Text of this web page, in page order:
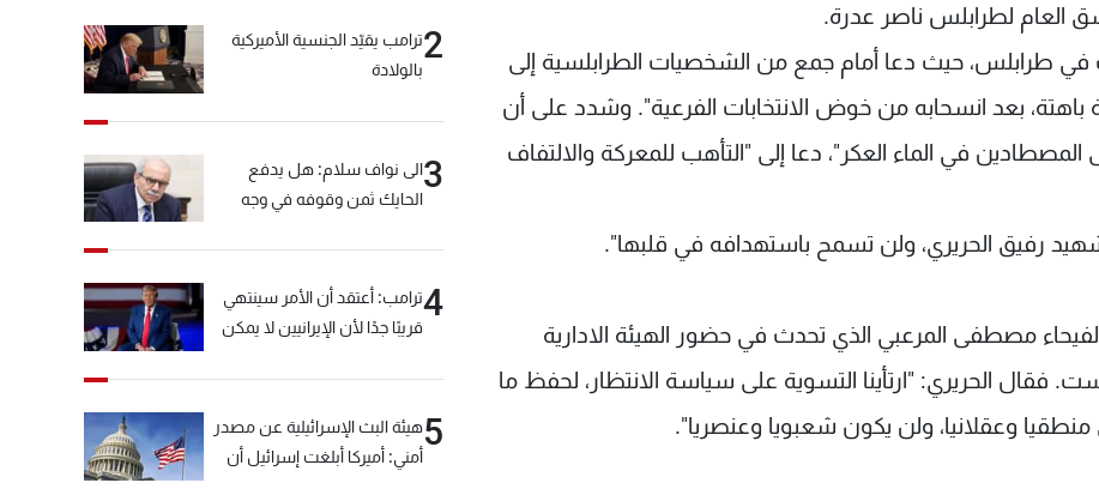
العام لطرابلس ناصر عدرة.
طرابلس، حيث دعا أمام جمع من الشخصيات الطرابلسية إلى
بعد انسحابه من خوض الانتخابات الفرعية". وشدد على أن
في الماء العكر"، دعا إلى "التأهب للمعركة والالتفاف
رفيق الحريري، ولن تسمح باستهدافه في قلبها".
الفيحاء مصطفى المرعبي الذي تحدث في حضور الهيئة الادارية
فقال الحريري: "ارتأينا التسوية على سياسة الانتظار، لحفظ ما
وعقلانيا، ولن يكون شعبويا وعنصريا".
2ترامب يقيّد الجنسية الأميركية
بالولادة
3الى نواف سلام: هل يدفع
الحايك ثمن وقوفه في وجه
4ترامب: أعتقد أن الأمر سينتهي
قريبًا جدًا لأن الإيرانيين لا يمكن
5هيئة البث الإسرائيلية عن مصدر
أمني: أميركا أبلغت إسرائيل أن